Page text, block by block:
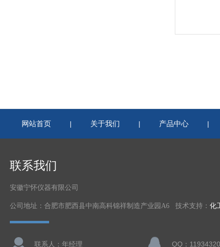
网站首页 | 关于我们 | 产品中心 |
联系我们
安徽宁怀仪器有限公司
公司地址：合肥市肥西县中南高科锦祥制造产业园A6 技术支持： 化
联系人：年经理 QQ：